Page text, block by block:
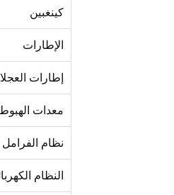
كينغبين
الإطارات
إطارات
معدات الهبوط
نظام الفرامل
النظام